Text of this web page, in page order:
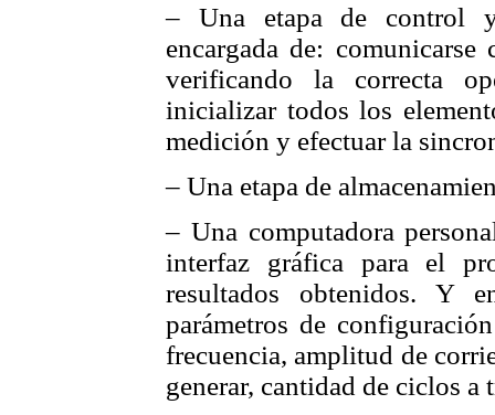
– Una etapa de control
encargada de:
verificando la correcta
inicializar todos los
medición y efectuar la
– Una etapa de
– Una computadora
interfaz gráfica para el
resultados obtenidos. Y
parámetros de
frecuencia, amplitud de
generar, cantidad de ciclos